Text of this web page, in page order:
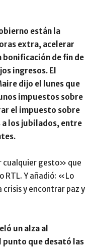
están la
extra, acelerar
bonificación de fin de
ingresos. El
dijo el lunes que
impuestos sobre
el impuesto sobre
los jubilados, entre
cualquier gesto» que
RTL. Y añadió: «Lo
y encontrar paz y
un alza al
que desató las